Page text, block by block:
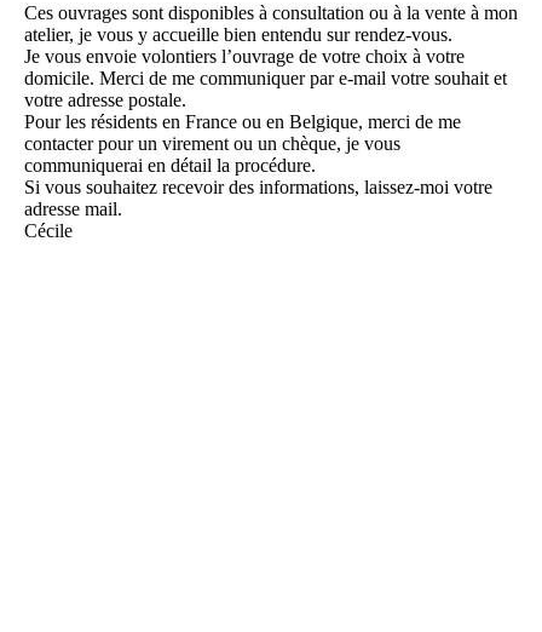
Ces ouvrages sont disponibles à consultation ou à la vente à mon
atelier, je vous y accueille bien entendu sur rendez-vous.
Je vous envoie volontiers l’ouvrage de votre choix à votre
domicile. Merci de me communiquer par e-mail votre souhait et
votre adresse postale.
Pour les résidents en France ou en Belgique, merci de me
contacter pour un virement ou un chèque, je vous
communiquerai en détail la procédure.
Si vous souhaitez recevoir des informations, laissez-moi votre
adresse mail.
Cécile